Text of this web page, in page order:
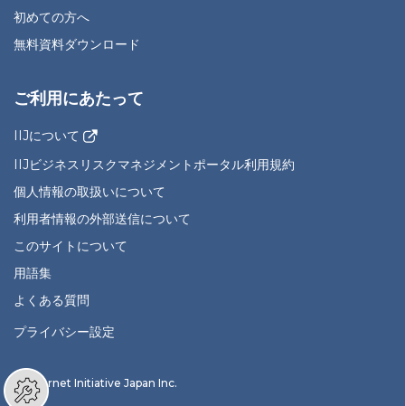
初めての方へ
無料資料ダウンロード
ご利用にあたって
IIJについて
IIJビジネスリスクマネジメントポータル利用規約
個人情報の取扱いについて
利用者情報の外部送信について
このサイトについて
用語集
よくある質問
プライバシー設定
© Internet Initiative Japan Inc.